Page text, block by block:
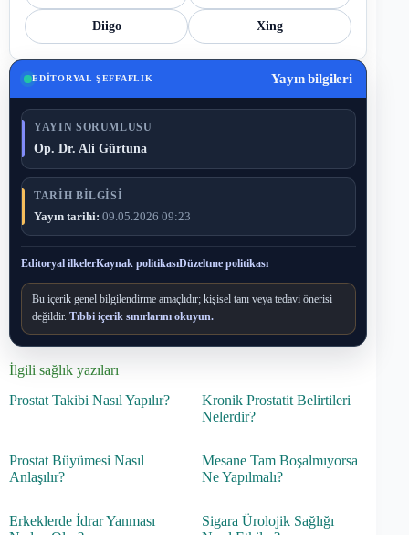
Diigo Xing
EDITORYAL ŞEFFAFLIK Yayın bilgileri
YAYIN SORUMLUSU
Op. Dr. Ali Gürtuna
TARIH BILGISI
Yayın tarihi: 09.05.2026 09:23
Editoryal ilkelerKaynak politikasıDüzeltme politikası
Bu içerik genel bilgilendirme amaçlıdır; kişisel tanı veya tedavi önerisi
değildir. Tıbbi içerik sınırlarını okuyun.
İlgili sağlık yazıları
Prostat Takibi Nasıl Yapılır?
Kronik Prostatit Belirtileri
Nelerdir?
Prostat Büyümesi Nasıl
Anlaşılır?
Mesane Tam Boşalmıyorsa
Ne Yapılmalı?
Erkeklerde İdrar Yanması
Sigara Ürolojik Sağlığı